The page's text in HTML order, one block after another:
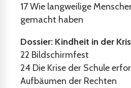
17Wie langweilige
gemacht haben
Dossier: Kindheit in der
22 Bildschirmfest
24 Die Krise der Schule
Aufbäumen der Rechten